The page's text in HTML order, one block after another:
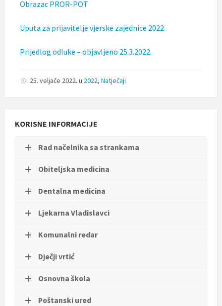
Obrazac PROR-POT
Uputa za prijavitelje vjerske zajednice 2022
Prijedlog odluke – objavljeno 25.3.2022.
25. veljače 2022. u 2022, Natječaji
KORISNE INFORMACIJE
Rad načelnika sa strankama
Obiteljska medicina
Dentalna medicina
Ljekarna Vladislavci
Komunalni redar
Dječji vrtić
Osnovna škola
Poštanski ured